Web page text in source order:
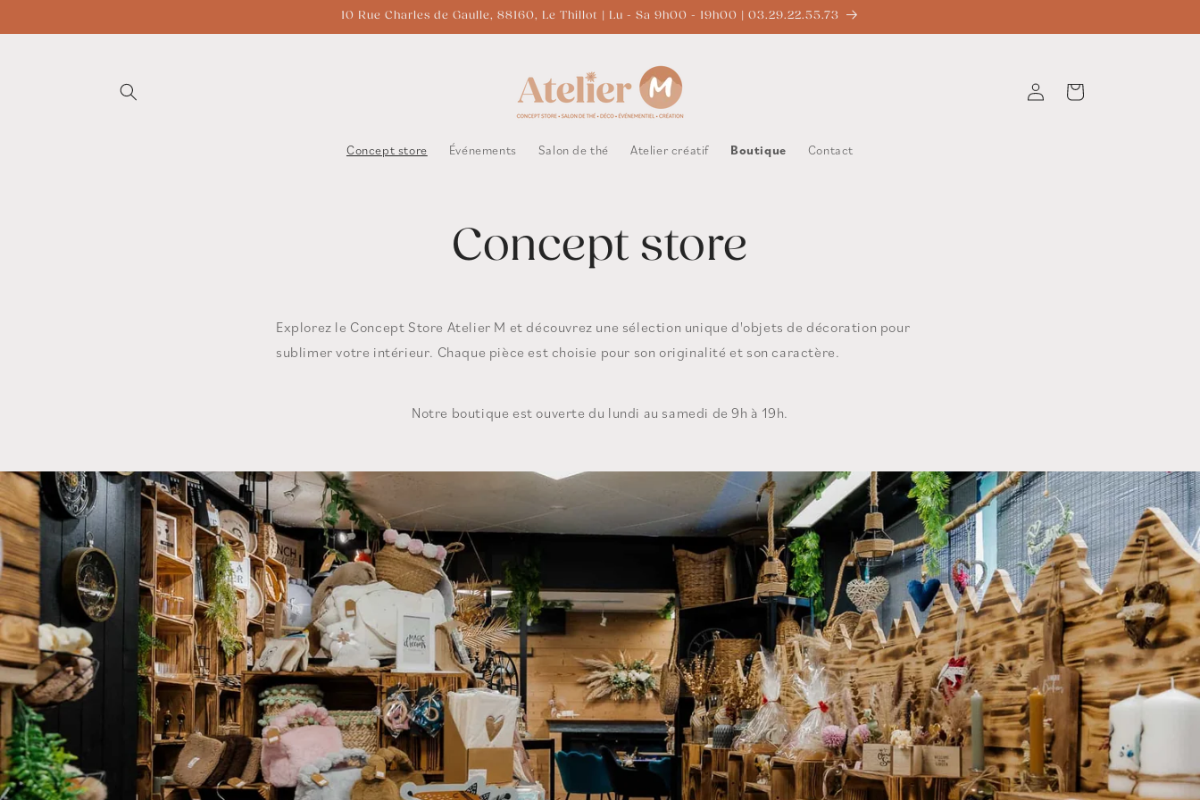
au
10 Rue Charles de Gaulle, 88160, Le Thillot | Lu - Sa 9h00 - 19h00 | 03.29.22.55.73
Concept store Événements Salon de thé Atelier créatif Boutique Contact
Connexion Panier
Concept store
Explorez le Concept Store Atelier M et découvrez une sélection unique d'objets de décoration pour
sublimer votre intérieur. Chaque pièce est choisie pour son originalité et son caractère.
Notre boutique est ouverte du lundi au samedi de 9h à 19h.